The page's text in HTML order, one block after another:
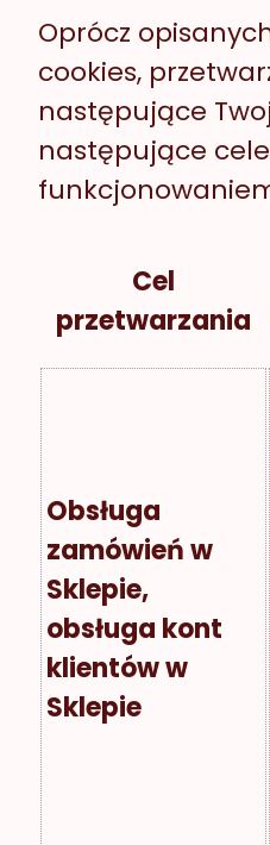
Oprócz
cookies,
następujące
następujące
Cel
przetwarzania
Obsługa
zamówień w
Sklepie,
obsługa kont
klientów w
Sklepie